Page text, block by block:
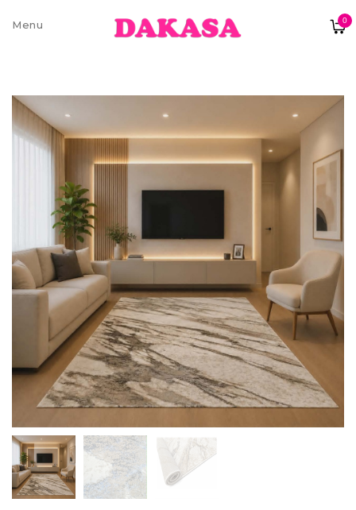
0
Sobre nós
Contatos e moradas
Pagamentos e Envios
Termos e condições
Política de Privacidade